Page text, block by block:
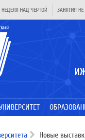
НЕДЕЛЯ НАД ЧЕРТОЙ ЗАНЯТИЯ
Новые